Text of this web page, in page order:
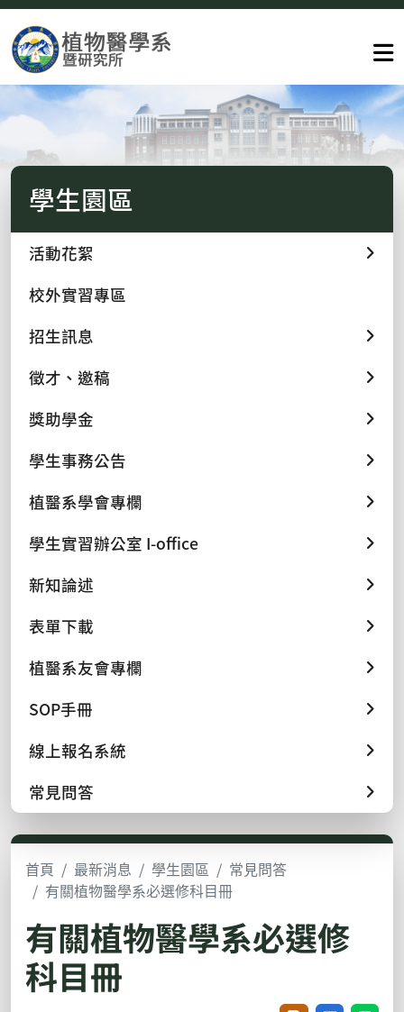
學生園區
活動花絮
校外實習專區
招生訊息
徵才、邀稿
獎助學金
學生事務公告
植醫系學會專欄
學生實習辦公室 I-office
新知論述
表單下載
植醫系友會專欄
SOP手冊
線上報名系統
常見問答
首頁 最新消息 學生園區
常見問答
有關植物醫學系必選修科目冊
有關植物醫學系必選修
科目冊